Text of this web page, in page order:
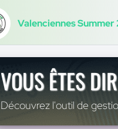
Valenciennes Summer
VOUS ÊTES
Découvrez l'outil de